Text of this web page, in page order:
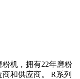
机，拥有22年磨粉
和供应商。 R系列